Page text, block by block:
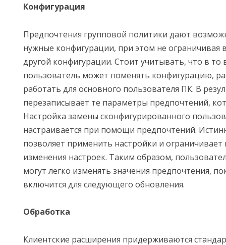
Конфигурация
Предпочтения групповой политики дают
нужные конфигурации, при этом не ограничивая
другой конфигурации. Стоит учитывать, что в то
пользователь может поменять конфигурацию,
работать для основного пользователя ПК. В
перезаписывает те параметры предпочтений,
Настройка замены сконфигурированного
настраивается при помощи предпочтений.
позволяет применить настройки и ограничивает
изменения настроек. Таким образом,
могут легко изменять значения предпочтения,
включится для следующего обновления.
Обработка
Клиентские расширения придерживаются